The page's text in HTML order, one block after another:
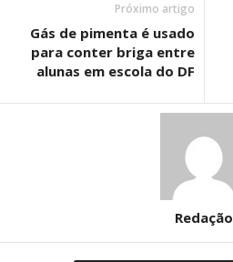
Próximo artigo
Gás de pimenta é usado
para conter briga entre
alunas em escola do DF
Redação